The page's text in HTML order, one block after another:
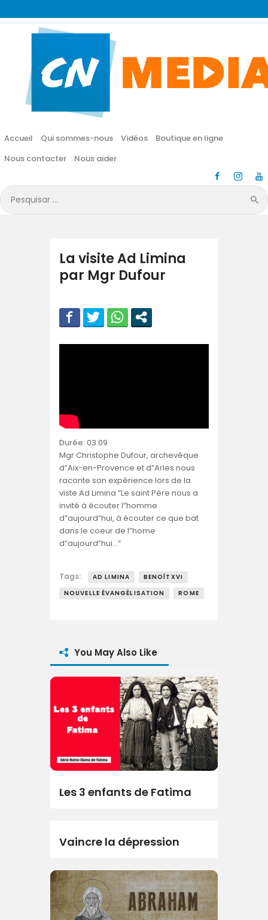
Accueil Qui sommes-nous Vidéos
Boutique en ligne
Nous contacter
Nous aider
Pesquisar
por:
CN MÉDIA
Une vie nouvelle en JESUS !
Accueil
Vidéos
Boutique en ligne
Nous aider
La visite Ad Limina
par Mgr Dufour
Durée: 03:09
Mgr Christophe Dufour, archevêque
d”Aix-en-Provence et d”Arles nous
raconte son expérience lors de la
viste Ad Limina “Le saint Père nous a
invité à écouter l”homme
d”aujourd”hui, à écouter ce que bat
dans le coeur de l”home
d”aujourd”hui…”
Tags: AD LIMINA
BENOÎTXVI
NOUVELLE ÉVANGÉLISATION
ROME
You May Also Like
Les 3 enfants de Fatima
Vaincre la dépression